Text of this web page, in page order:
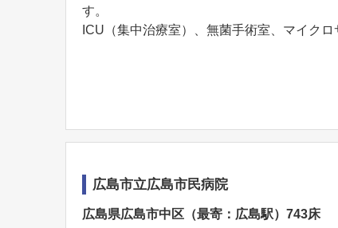
す。
ICU（集中治療室）、無菌手術室、マイク
広島市立広島市民病院
広島県広島市中区（最寄：広島駅）743床